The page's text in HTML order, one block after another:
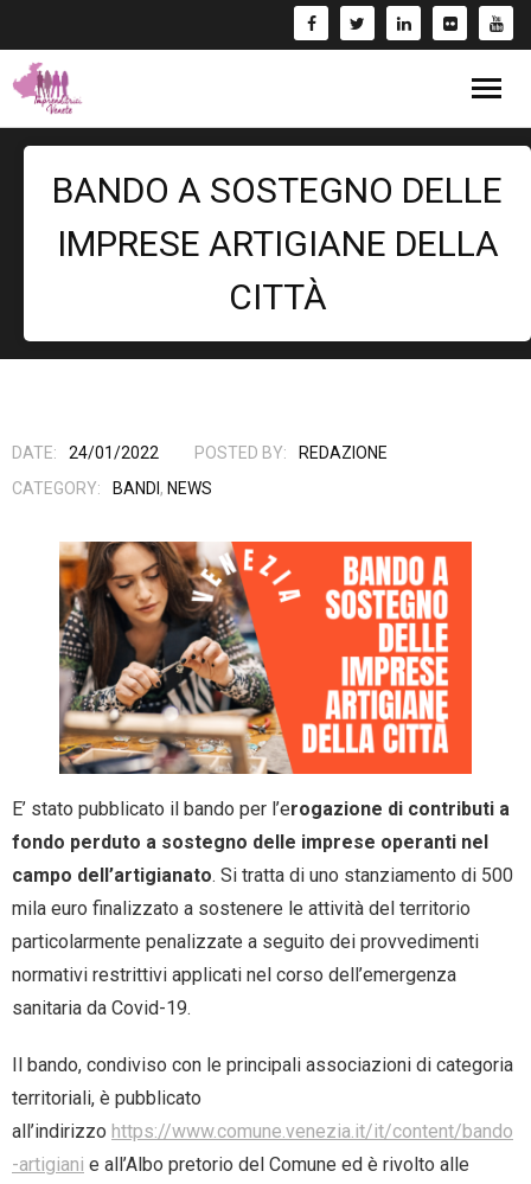
Libri
- Entra nel Circuito
Contatti
BANDO A SOSTEGNO DELLE
IMPRESE ARTIGIANE DELLA
CITTÀ
DATE: 24/01/2022 POSTED BY:
REDAZIONE
CATEGORY:
BANDI , NEWS
E’ stato pubblicato il bando per l’erogazione di contributi a
fondo perduto a sostegno delle imprese operanti nel
campo dell’artigianato. Si tratta di uno stanziamento di 500
mila euro finalizzato a sostenere le attività del territorio
particolarmente penalizzate a seguito dei provvedimenti
normativi restrittivi applicati nel corso dell’emergenza
sanitaria da Covid-19.
Il bando, condiviso con le principali associazioni di categoria
territoriali, è pubblicato
all’indirizzo https://www.comune.venezia.it/it/content/bando
-artigiani e all’Albo pretorio del Comune ed è rivolto alle